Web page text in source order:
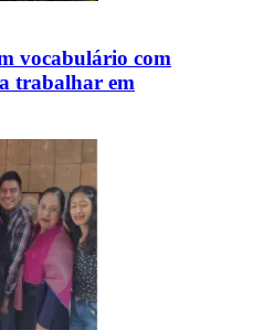
vocabulário com
trabalhar em